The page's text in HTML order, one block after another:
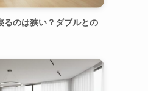
るのは狭い？ダブルとの